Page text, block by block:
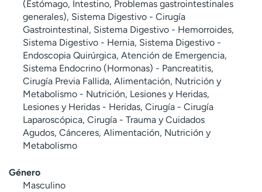
(Estómago, Intestino, Problemas gastrointestinales
generales), Sistema Digestivo - Cirugía
Gastrointestinal, Sistema Digestivo - Hemorroides,
Sistema Digestivo - Hernia, Sistema Digestivo -
Endoscopia Quirúrgica, Atención de Emergencia,
Sistema Endocrino (Hormonas) - Pancreatitis,
Cirugía Previa Fallida, Alimentación, Nutrición y
Metabolismo - Nutrición, Lesiones y Heridas,
Lesiones y Heridas - Heridas, Cirugía - Cirugía
Laparoscópica, Cirugía - Trauma y Cuidados
Agudos, Cánceres, Alimentación, Nutrición y
Metabolismo
Género
Masculino